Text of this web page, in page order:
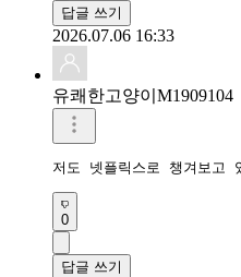
답글 쓰기
2026.07.06 16:33
유쾌한고양이M1909104
저도 넷플릭스로 챙겨보고
0
답글 쓰기